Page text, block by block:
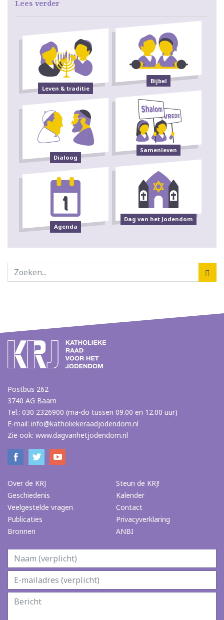
Lees verder
Leven & traditie
Bijbel
Dialoog
Samenleven
Agenda
Dag van het Jodendom
Postbus 262
3740 AG Baarn
Tel.: 030 2326900 (ma-do tussen 09.00 en 12.00 uur)
E-mail: info@katholiekeraadjodendom.nl
Zie ook: www.dagvanhetjodendom.nl
Over de KRJ
Geschiedenis
Veelgestelde vragen
Publicaties
Bronnen
Steun de KRJ!
Kalender
Contact
Privacyverklaring
ANBI